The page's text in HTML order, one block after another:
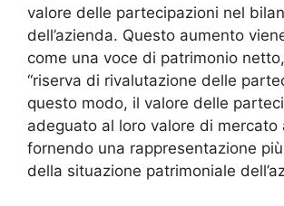
valore delle partecipazioni nel
dell’azienda. Questo aumento
come una voce di patrimonio
“riserva di rivalutazione delle
questo modo, il valore delle
adeguato al loro valore di mercato
fornendo una rappresentazione
della situazione patrimoniale